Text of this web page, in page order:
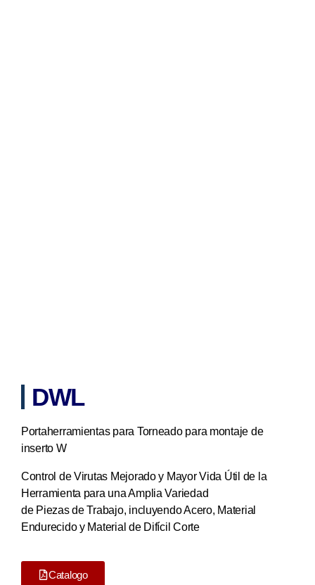
DWL
Portaherramientas para Torneado para montaje de
inserto W
Control de Virutas Mejorado y Mayor Vida Útil de la
Herramienta para una Amplia Variedad
de Piezas de Trabajo, incluyendo Acero, Material
Endurecido y Material de Difícil Corte
Catalogo